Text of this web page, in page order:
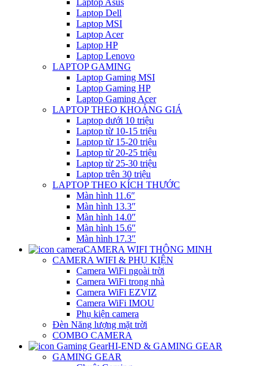
Laptop Asus
Laptop Dell
Laptop MSI
Laptop Acer
Laptop HP
Laptop Lenovo
LAPTOP GAMING
Laptop Gaming MSI
Laptop Gaming HP
Laptop Gaming Acer
LAPTOP THEO KHOẢNG GIÁ
Laptop dưới 10 triệu
Laptop từ 10-15 triệu
Laptop từ 15-20 triệu
Laptop từ 20-25 triệu
Laptop từ 25-30 triệu
Laptop trên 30 triệu
LAPTOP THEO KÍCH THƯỚC
Màn hình 11.6″
Màn hình 13.3″
Màn hình 14.0″
Màn hình 15.6″
Màn hình 17.3″
CAMERA WIFI THÔNG MINH
CAMERA WIFI & PHỤ KIỆN
Camera WiFi ngoài trời
Camera WiFi trong nhà
Camera WiFi EZVIZ
Camera WiFi IMOU
Phụ kiện camera
Đèn Năng lượng mặt trời
COMBO CAMERA
HI-END & GAMING GEAR
GAMING GEAR